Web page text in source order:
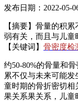
发布日期：2022-05-
【摘要】骨量的积
弱有关，而且与儿童
【关键词】 骨密度检
约50-80%的骨量和
累不仅与未来可能
童时期的骨折密切相
果关系果关系，儿童